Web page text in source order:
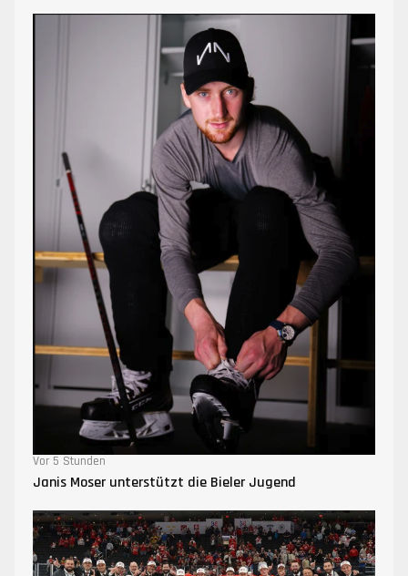
Vor 5 Stunden
Janis Moser unterstützt die Bieler Jugend